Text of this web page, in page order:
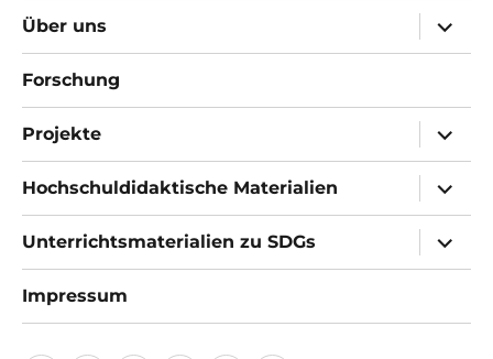
Über uns
öffnen
Forschung
Projekte
öffnen
Hochschuldidaktische Materialien
öffnen
Unterrichtsmaterialien zu SDGs
öffnen
Impressum